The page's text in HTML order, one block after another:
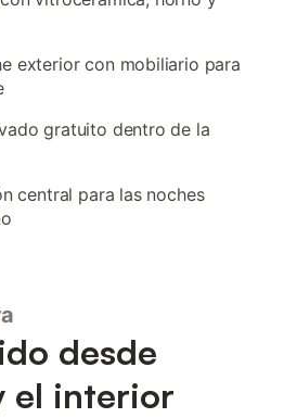
exterior con mobiliario para
gratuito dentro de la
central para las noches
desde
el interior